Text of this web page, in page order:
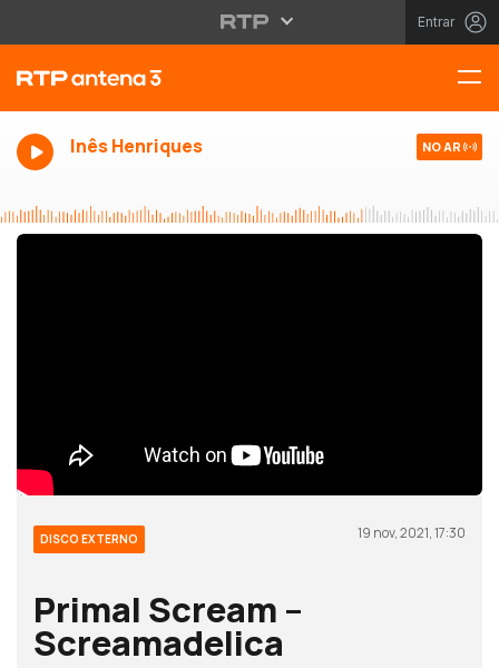
Entrar
Inês Henriques NO AR
DISCO EXTERNO 19 nov, 2021, 17:30
Primal Scream –
Screamadelica